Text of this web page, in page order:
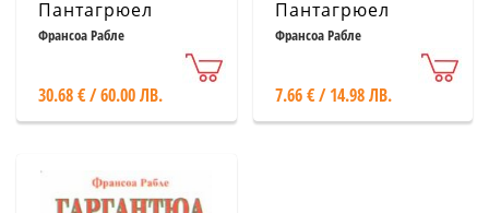
Пантагрюел
Франсоа Рабле
30.68 € / 60.00 ЛВ.
Пантагрюел
Франсоа Рабле
7.66 € / 14.98 ЛВ.